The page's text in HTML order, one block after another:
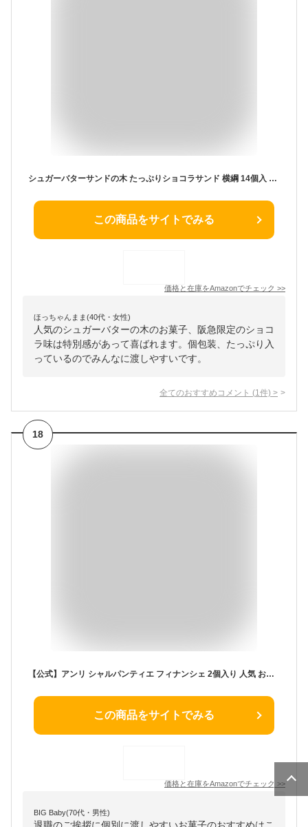
シュガーバターサンドの木 たっぷりショコラサンド 横綱 14個入 【阪急限定】 銀のぶどう
この商品をサイトでみる
価格と在庫をAmazonでチェック >>
ほっちゃんまま(40代・女性)
人気のシュガーバターの木のお菓子、阪急限定のショコ
ラ味は特別感があって喜ばれます。個包装、たっぷり入
っているのでみんなに渡しやすいです。
全てのおすすめコメント (1 件) >
18
【公式】アンリ シャルパンティエ フィナンシェ 2個入り 人気 お菓子 スイーツ ギフト 個包装 プレゼント お返し 贈答用 内祝い 手土産 焼き菓子 退職
この商品をサイトでみる
価格と在庫をAmazonでチェック >>
BIG Baby(70代・男性)